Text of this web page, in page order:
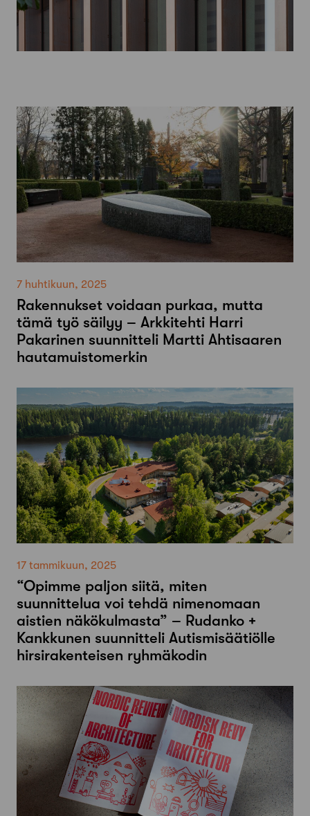
7 huhtikuun, 2025
Rakennukset voidaan purkaa, mutta
tämä työ säilyy – Arkkitehti Harri
Pakarinen suunnitteli Martti Ahtisaaren
hautamuistomerkin
17 tammikuun, 2025
“Opimme paljon siitä, miten
suunnittelua voi tehdä nimenomaan
aistien näkökulmasta” – Rudanko +
Kankkunen suunnitteli Autismisäätiölle
hirsirakenteisen ryhmäkodin